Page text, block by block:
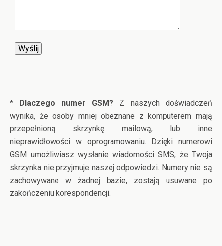
* Dlaczego numer GSM? Z naszych doświadczeń
wynika, że osoby mniej obeznane z komputerem mają
przepełnioną skrzynkę mailową, lub inne
nieprawidłowości w oprogramowaniu. Dzięki numerowi
GSM umożliwiasz wysłanie wiadomości SMS, że Twoja
skrzynka nie przyjmuje naszej odpowiedzi. Numery nie są
zachowywane w żadnej bazie, zostają usuwane po
zakończeniu korespondencji.